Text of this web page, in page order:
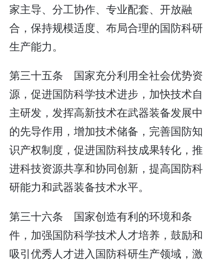
家主导、分工协作、专业配套、开放融
合，保持规模适度、布局合理的国防科研
生产能力。
第三十五条 国家充分利用全社会优势资
源，促进国防科学技术进步，加快技术自
主研发，发挥高新技术在武器装备发展中
的先导作用，增加技术储备，完善国防知
识产权制度，促进国防科技成果转化，推
进科技资源共享和协同创新，提高国防科
研能力和武器装备技术水平。
第三十六条 国家创造有利的环境和条
件，加强国防科学技术人才培养，鼓励和
吸引优秀人才进入国防科研生产领域，激